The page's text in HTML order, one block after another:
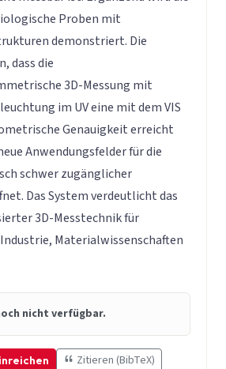
Proben mit
demonstriert. Die
dass die
3D-Messung mit
im UV eine mit dem VIS
Genauigkeit erreicht
Anwendungsfelder für die
schwer zugänglicher
Das System verdeutlicht das
3D-Messtechnik für
Materialwissenschaften
nicht verfügbar.
Zitieren (BibTeX)